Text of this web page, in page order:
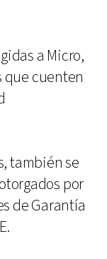
a Micro,
que cuenten
también se
por
de Garantía